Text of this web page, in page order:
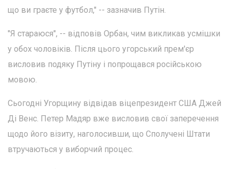
що ви граєте у футбол," -- зазначив Путін.
"Я стараюся", -- відповів Орбан, чим викликав усмішки
у обох чоловіків. Після цього угорський прем'єр
висловив подяку Путіну і попрощався російською
мовою.
Сьогодні Угорщину відвідав віцепрезидент США Джей
Ді Венс. Петер Мадяр вже висловив свої заперечення
щодо його візиту, наголосивши, що Сполучені Штати
втручаються у виборчий процес.